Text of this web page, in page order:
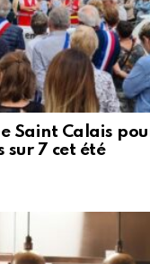
Saint Calais
sur 7 cet été